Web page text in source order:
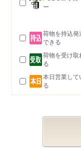
ー
荷物を持込発
できる
荷物を受け取
る
本日営業して
る